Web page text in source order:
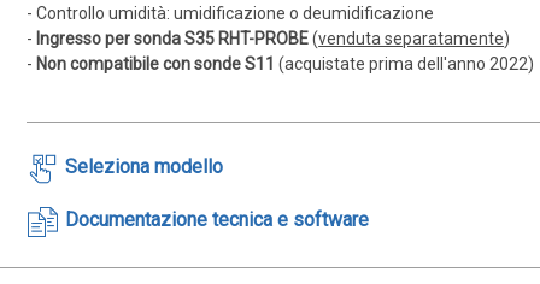
- Controllo umidità: umidificazione o deumidificazione
- Ingresso per sonda S35 RHT-PROBE(venduta separatamente)
- Non compatibile con sonde S11 (acquistate prima dell'anno 2022)
Seleziona modello
Documentazione tecnica e software